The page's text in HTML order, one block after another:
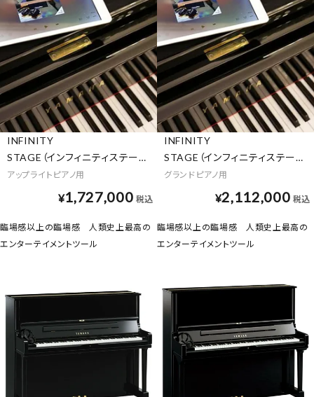
INFINITY
STAGE（インフィニティステージ）
アップライトピアノ用
¥1,727,000 税込
臨場感以上の臨場感 人類史上最高の
エンターテイメントツール
INFINITY
STAGE（インフィニティステージ）
グランドピアノ用
¥2,112,000 税込
臨場感以上の臨場感 人類史上最高の
エンターテイメントツール